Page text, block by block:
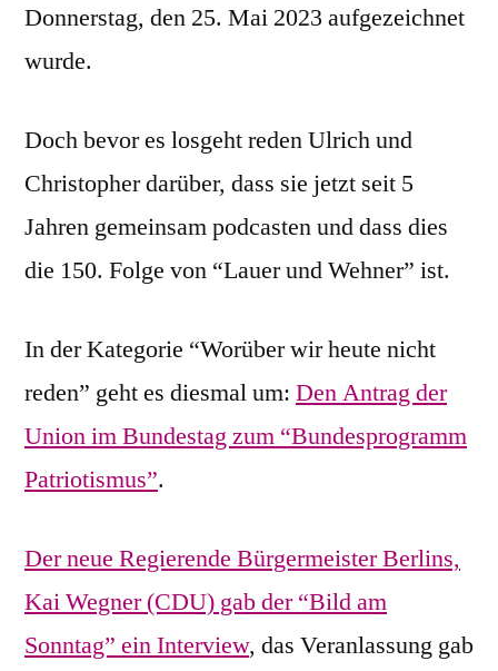
Donnerstag, den 25. Mai 2023 aufgezeichnet
wurde.
Doch bevor es losgeht reden Ulrich und
Christopher darüber, dass sie jetzt seit 5
Jahren gemeinsam podcasten und dass dies
die 150. Folge von “Lauer und Wehner” ist.
In der Kategorie “Worüber wir heute nicht
reden” geht es diesmal um: Den Antrag der
Union im Bundestag zum “Bundesprogramm
Patriotismus”.
Der neue Regierende Bürgermeister Berlins,
Kai Wegner (CDU) gab der “Bild am
Sonntag” ein Interview, das Veranlassung gab